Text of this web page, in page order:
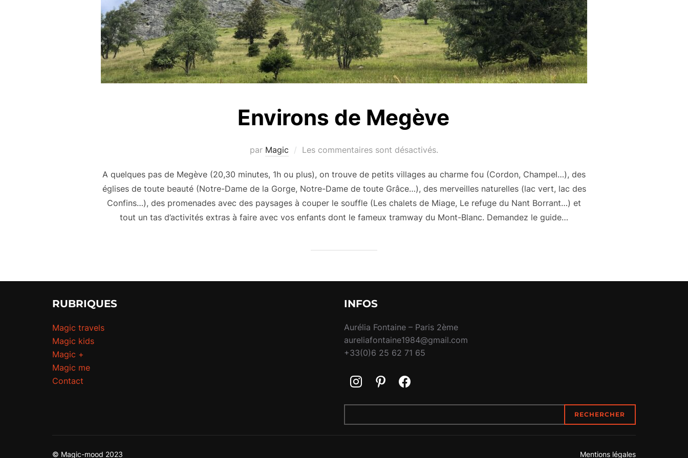
Environs de Megève
par Magic Les commentaires sont désactivés.
A quelques pas de Megève (20,30 minutes, 1h ou plus), on trouve de petits villages au charme fou (Cordon, Champel…), des
églises de toute beauté (Notre-Dame de la Gorge, Notre-Dame de toute Grâce…), des merveilles naturelles (lac vert, lac des
Confins…), des promenades avec des paysages à couper le souffle (Les chalets de Miage, Le refuge du Nant Borrant…) et
tout un tas d’activités extras à faire avec vos enfants dont le fameux tramway du Mont-Blanc. Demandez le guide…
RUBRIQUES
Magic travels
Magic kids
Magic +
Magic me
Contact
INFOS
Aurélia Fontaine – Paris 2ème
aureliafontaine1984@gmail.com
+33(0)6 25 62 71 65
RECHERCHER
© Magic-mood 2023 Mentions légales